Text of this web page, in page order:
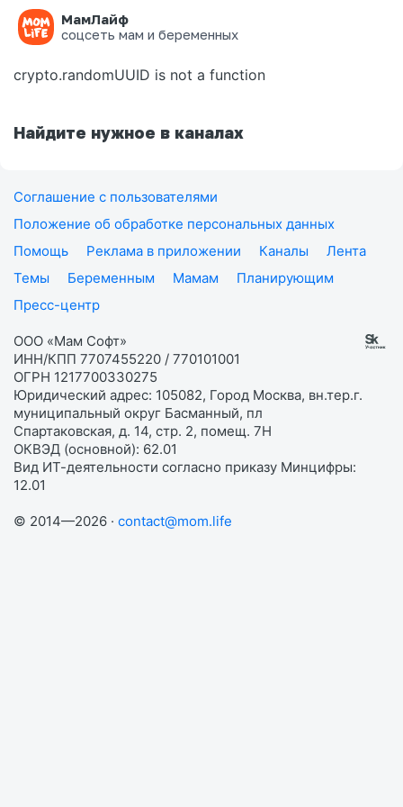
МамЛайф
соцсеть мам и беременных
Ошибка на странице
crypto.randomUUID is not a function
Найдите нужное в каналах
Соглашение с пользователями
Положение об обработке персональных данных
Помощь
Реклама в приложении Каналы
Лента
Темы
Беременным Мамам
Планирующим
Пресс-центр
ООО «Мам Софт»
ИНН/КПП 7707455220 / 770101001
ОГРН 1217700330275
Юридический адрес: 105082, Город Москва, вн.тер.г.
муниципальный округ Басманный, пл
Спартаковская, д. 14, стр. 2, помещ. 7Н
ОКВЭД (основной): 62.01
Вид ИТ-деятельности согласно приказу Минцифры:
12.01
© 2014—2026 · contact@mom.life